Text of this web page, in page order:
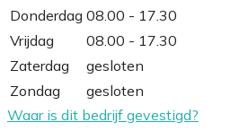
Donderdag 08.00 - 17.30
Vrijdag
08.00 - 17.30
Zaterdag
gesloten
Zondag
gesloten
Waar is dit bedrijf gevestigd?